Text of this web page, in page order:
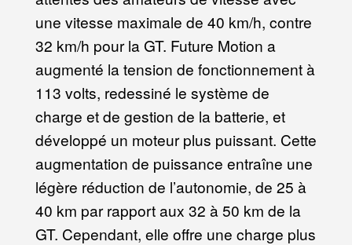
une vitesse maximale de 40 km/h, contre
32 km/h pour la GT. Future Motion a
augmenté la tension de fonctionnement à
113 volts, redessiné le système de
charge et de gestion de la batterie, et
développé un moteur plus puissant. Cette
augmentation de puissance entraîne une
légère réduction de l’autonomie, de 25 à
40 km par rapport aux 32 à 50 km de la
GT. Cependant, elle offre une charge plus